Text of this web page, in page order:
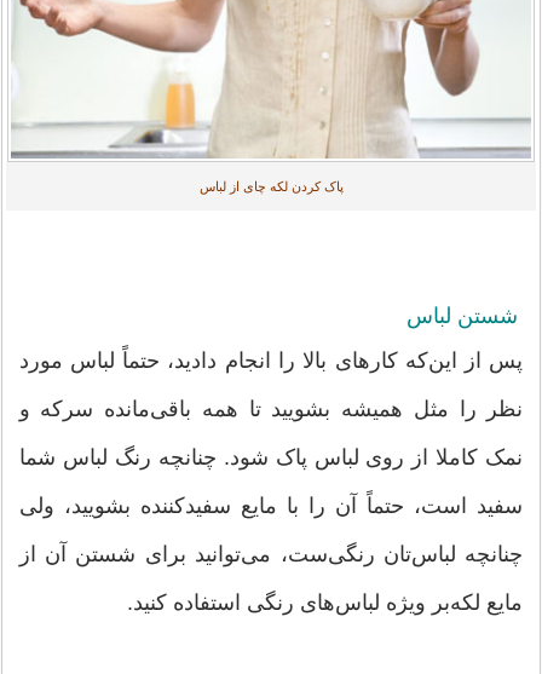
پاک کردن لکه چای از لباس
شستن لباس
پس از این‌که کارهای بالا را انجام دادید، حتماً لباس مورد
نظر را مثل همیشه بشویید تا همه باقی‌مانده سرکه و
نمک کاملا از روی لباس پاک شود. چنانچه رنگ لباس شما
سفید است، حتماً آن را با مایع سفیدکننده بشویید، ولی
چنانچه لباس‌تان رنگی‌ست، می‌توانید برای شستن آن از
مایع لکه‌بر ویژه لباس‌های رنگی استفاده کنید.